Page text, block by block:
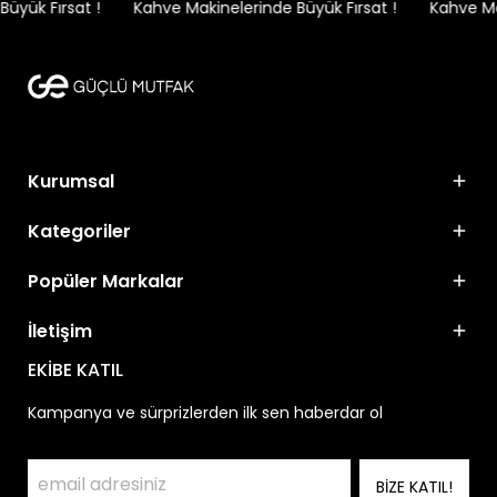
Fırsat ! Kahve Makinelerinde Büyük Fırsat ! Kahve
Kurumsal
Kategoriler
Popüler Markalar
İletişim
EKİBE KATIL
Kampanya ve sürprizlerden ilk sen haberdar ol
BİZE KATIL!